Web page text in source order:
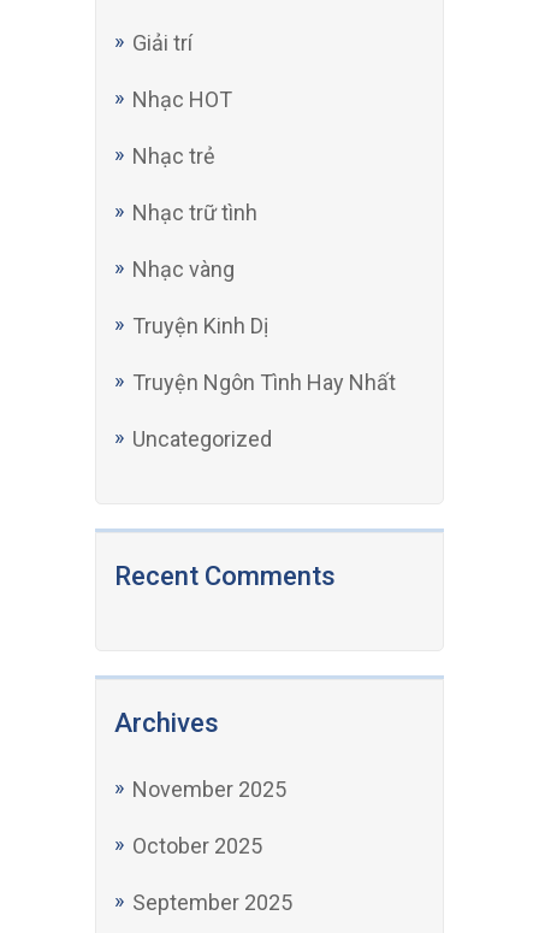
Giải trí
Nhạc HOT
Nhạc trẻ
Nhạc trữ tình
Nhạc vàng
Truyện Kinh Dị
Truyện Ngôn Tình Hay Nhất
Uncategorized
Recent Comments
Archives
November 2025
October 2025
September 2025